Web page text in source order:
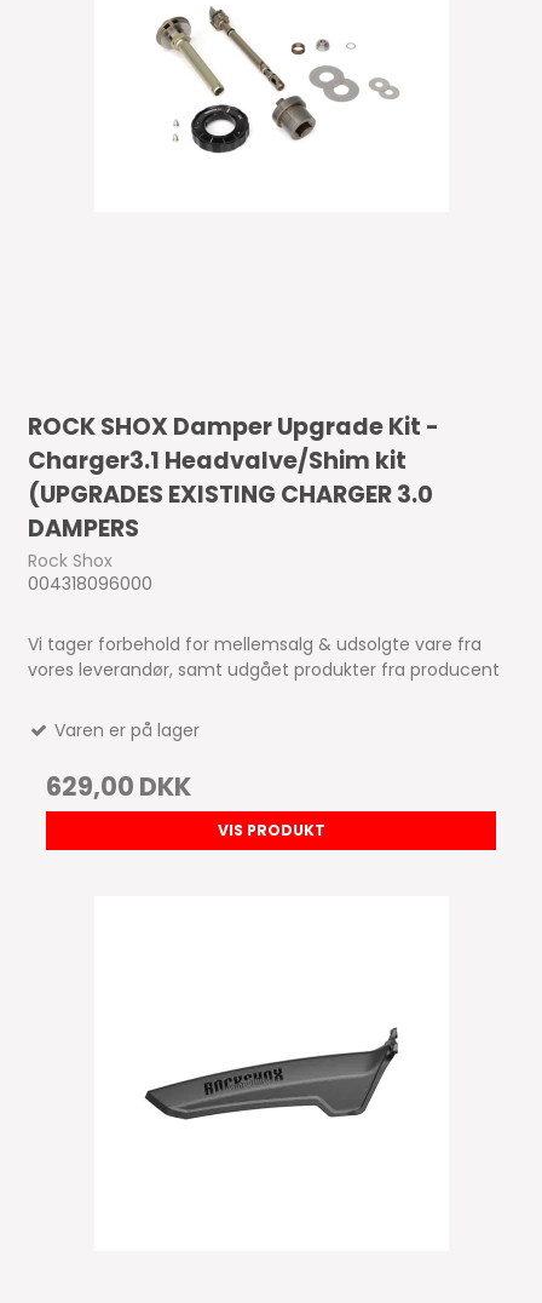
ROCK SHOX Damper Upgrade Kit -
Charger3.1 Headvalve/Shim kit
(UPGRADES EXISTING CHARGER 3.0
DAMPERS
Rock Shox
004318096000
Vi tager forbehold for mellemsalg & udsolgte vare fra
vores leverandør, samt udgået produkter fra producent
Varen er på lager
629,00 DKK
VIS PRODUKT